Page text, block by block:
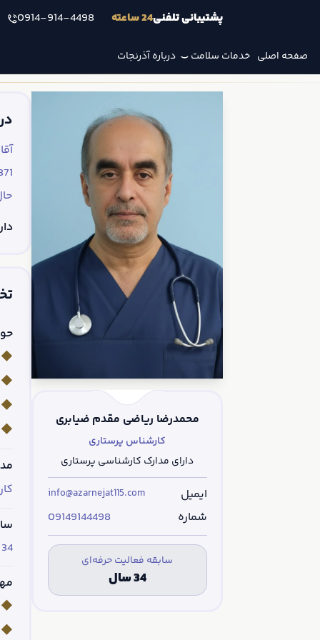
پشتیبانی تلفنی24 ساعته 0914-914-4498
صفحه اصلی خدمات سلامت درباره آذرنجات
محمدرضا ریاضی مقدم ضیابری
کارشناس پرستاری
دارای مدارک کارشناسی پرستاری
ایمیل info@azarnejat115.com
شماره 09149144498
سابقه فعالیت حرفه‌ای
34 سال
دارای 34 سال
◆
◆
◆
◆
34 سال تجربه در حوزه خدمات پزشکی و درمانی
◆
◆